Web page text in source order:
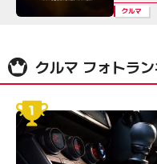
クルマ
クルマ フォトラ